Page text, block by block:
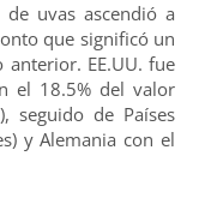
uvas ascendió a
que significó un
EE.UU. fue
el 18.5% del valor
seguido de Países
y Alemania con el